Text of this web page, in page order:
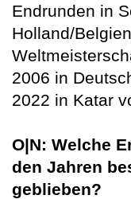
Endrunden in
Holland/
2006 in
2022 in Katar
O|N: Welche
den Jahren
geblieben?